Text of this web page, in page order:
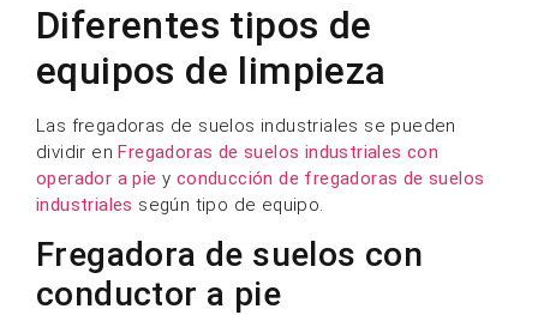
Diferentes tipos de
equipos de limpieza
Las fregadoras de suelos industriales se pueden
dividir enFregadoras de suelos industriales con
operador a pie y conducción de fregadoras de suelos
industriales según tipo de equipo.
Fregadora de suelos con
conductor a pie